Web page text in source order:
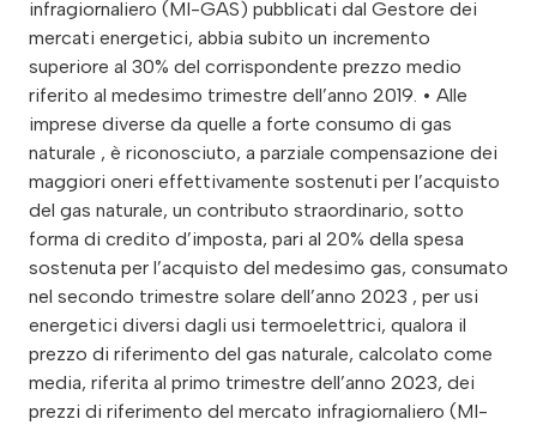
infragiornaliero (MI-GAS) pubblicati dal Gestore dei
mercati energetici, abbia subito un incremento
superiore al 30% del corrispondente prezzo medio
riferito al medesimo trimestre dell’anno 2019. • Alle
imprese diverse da quelle a forte consumo di gas
naturale , è riconosciuto, a parziale compensazione dei
maggiori oneri effettivamente sostenuti per l’acquisto
del gas naturale, un contributo straordinario, sotto
forma di credito d’imposta, pari al 20% della spesa
sostenuta per l’acquisto del medesimo gas, consumato
nel secondo trimestre solare dell’anno 2023 , per usi
energetici diversi dagli usi termoelettrici, qualora il
prezzo di riferimento del gas naturale, calcolato come
media, riferita al primo trimestre dell’anno 2023, dei
prezzi di riferimento del mercato infragiornaliero (MI-